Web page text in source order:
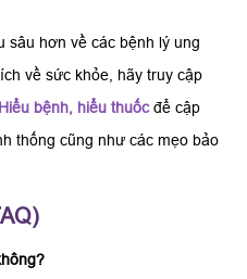
sâu hơn về các bệnh lý ung
về sức khỏe, hãy truy cập
bệnh, hiểu thuốcđể cập
thống cũng như các mẹo bảo